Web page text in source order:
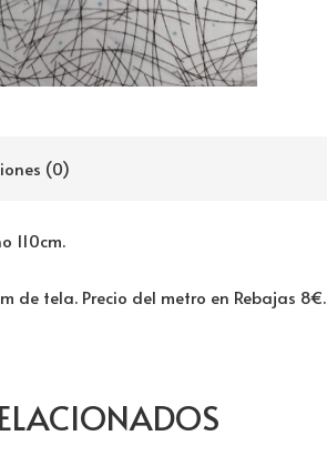
(0)
110cm.
de tela. Precio del metro en Rebajas 8€.